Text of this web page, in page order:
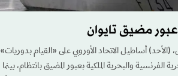
مضيق تايوان
أساطيل الاتحاد الأوروبي على «القيام بدوريات»
والبحرية الملكية بعبور المضيق بانتظام، بينما